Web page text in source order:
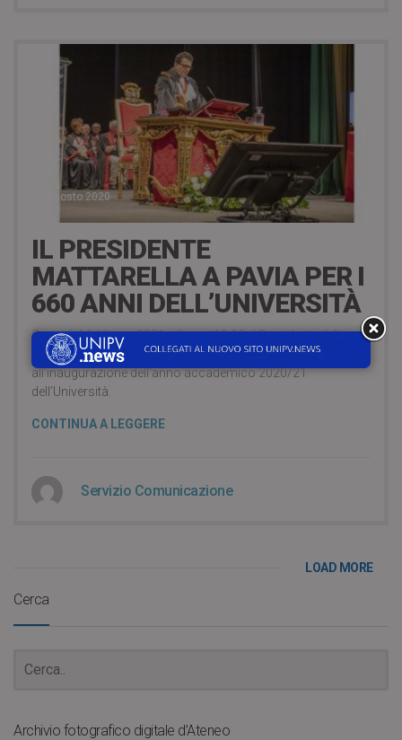
13 Agosto 2020
IL PRESIDENTE
MATTARELLA A PAVIA PER I
660 ANNI DELL’UNIVERSITÀ
Giovedì 4 febbraio 2021, alle ore 11.00, il Presidente della
Repubblica Sergio Mattarella sarà a Pavia per presenziare
all’inaugurazione dell’anno accademico 2020/21
dell’Università.
CONTINUA A LEGGERE
Servizio Comunicazione
LOAD MORE
Cerca
Archivio fotografico digitale d’Ateneo